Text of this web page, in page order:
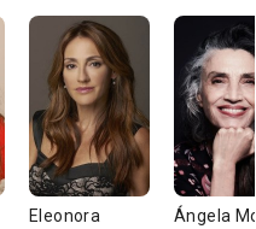
Eleonora
Ángela